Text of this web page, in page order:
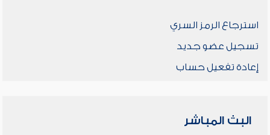
استرجاع الرمز السري
تسجيل عضو جديد
إعادة تفعيل حساب
البث المباشر